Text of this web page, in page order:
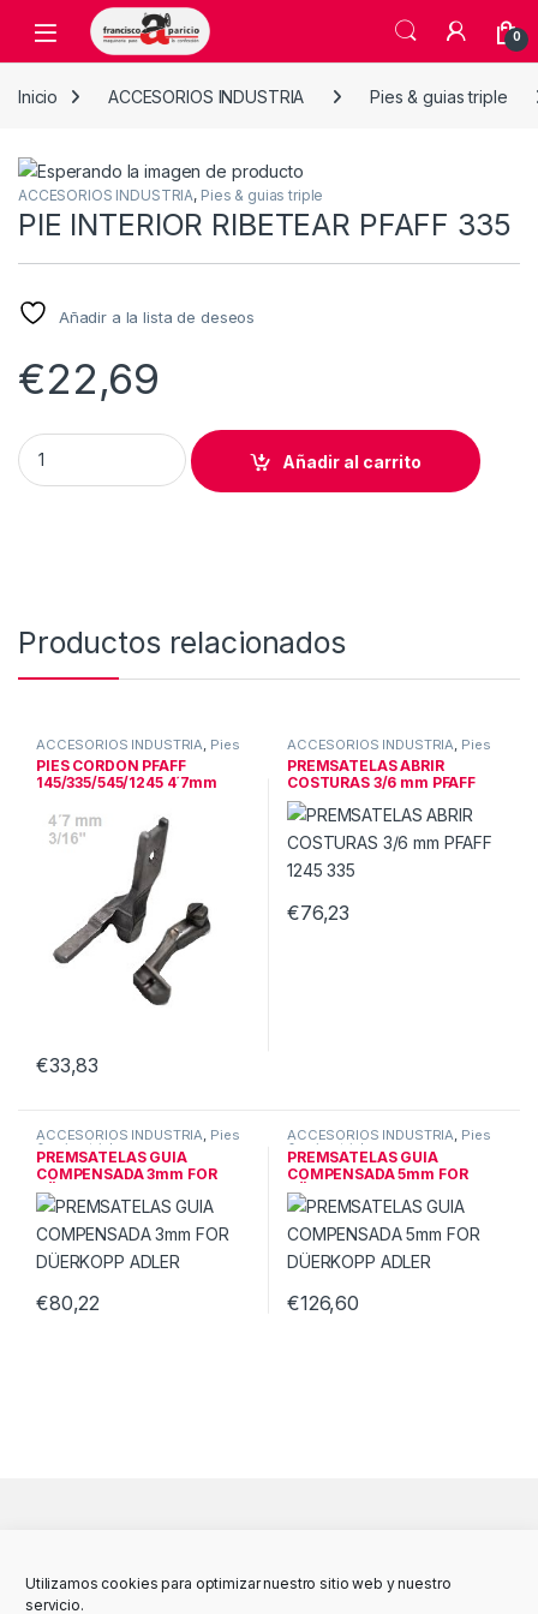
Utilizamos cookies para optimizar nuestro sitio web y nuestro
servicio.
Skip to navigation
Skip to content
Open 0
Inicio ACCESORIOS INDUSTRIA Pies & guias triple
ACCESORIOS INDUSTRIA, Pies & guias triple
PIE INTERIOR RIBETEAR PFAFF 335
Añadir a la lista de deseos
€22,69
PIE INTERIOR RIBETEAR PFAFF 335 quantity
Añadir al carrito
Productos relacionados
ACCESORIOS INDUSTRIA Pies
& guias triple
PIES CORDON PFAFF
145/335/545/1245 4´7mm
€33,83
ACCESORIOS INDUSTRIA Pies
& guias triple
PREMSATELAS ABRIR
COSTURAS 3/6 mm PFAFF
1245 335
€76,23
ACCESORIOS INDUSTRIA, Pies
& guias triple
PREMSATELAS GUIA
COMPENSADA 3mm FOR
DÜERKOPP ADLER
€80,22
ACCESORIOS INDUSTRIA, Pies
& guias triple
PREMSATELAS GUIA
COMPENSADA 5mm FOR
DÜERKOPP ADLER
€126,60